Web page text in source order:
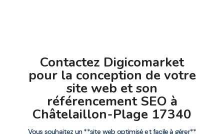
Contactez Digicomarket
pour la conception de votre
site web et son
référencement SEO à
Châtelaillon-Plage 17340
Vous souhaitez un **site web optimisé et facile à gérer**